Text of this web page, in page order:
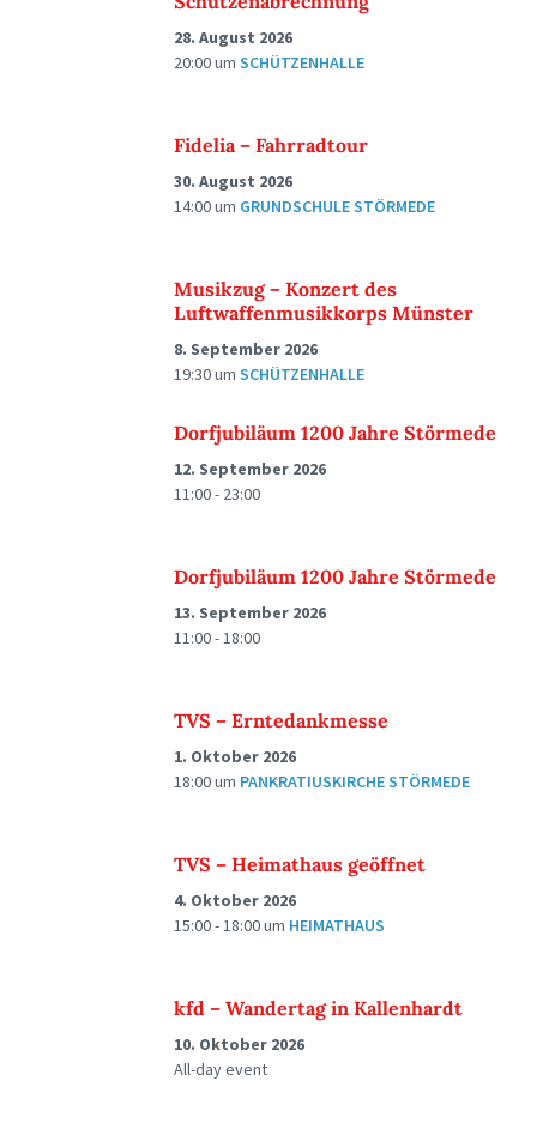
28. August 2026
20:00um SCHÜTZENHALLE
Fidelia – Fahrradtour
30. August 2026
14:00um GRUNDSCHULE STÖRMEDE
Musikzug – Konzert des
Luftwaffenmusikkorps Münster
8. September 2026
19:30um SCHÜTZENHALLE
Dorfjubiläum 1200 Jahre Störmede
12. September 2026
11:00 - 23:00
Dorfjubiläum 1200 Jahre Störmede
13. September 2026
11:00 - 18:00
TVS – Erntedankmesse
1. Oktober 2026
18:00um PANKRATIUSKIRCHE STÖRMEDE
TVS – Heimathaus geöffnet
4. Oktober 2026
15:00 - 18:00um HEIMATHAUS
kfd – Wandertag in Kallenhardt
10. Oktober 2026
All-day event